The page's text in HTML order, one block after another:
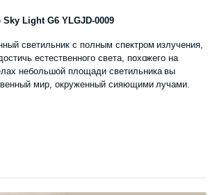
Light G6 YLGJD-0009
светильник с полным спектром излучения,
естественного света, похожего на
небольшой площади светильника вы
мир, окруженный сияющими лучами.